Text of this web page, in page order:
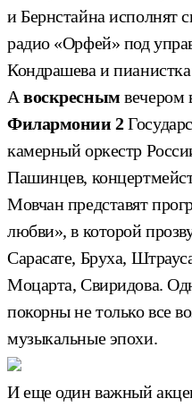
и Бернстайна исполнят
радио «Орфей» под
Кондрашева и
Авоскресным вечером
Филармонии 2
камерный оркестр
Пашинцев,
Мовчан представят
любви», в которой
Сарасате, Бруха,
Моцарта, Свиридова.
покорны не только все
музыкальные эпохи.
И еще один важный